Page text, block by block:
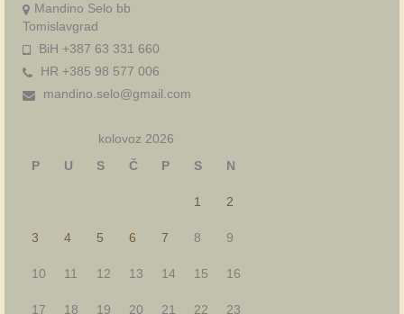
Mandino Selo bb
Tomislavgrad
BiH +387 63 331 660
HR +385 98 577 006
mandino.selo@gmail.com
kolovoz 2026
P
U S Č P S N
1 2
3 4 5 6 7 8 9
10 11 12 13 14 15 16
17 18 19 20 21 22 23